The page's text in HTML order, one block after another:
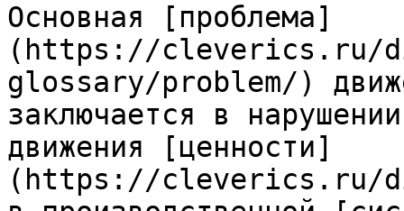
Основная [проблема]
(https://cleverics.ru/
glossary/problem/)
заключается в
движения [ценности]
(https://cleverics.ru/